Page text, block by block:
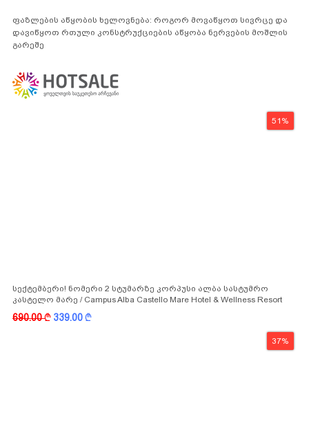
ფაზლების აწყობის ხელოვნება: როგორ მოვაწყოთ სივრცე და
დავიწყოთ რთული კონსტრუქციების აწყობა ნერვების მოშლის
გარეშე
51%
სექტემბერი! ნომერი 2 სტუმარზე კორპუსი ალბა სასტუმრო
კასტელო მარე / Campus Alba Castello Mare Hotel & Wellness Resort
-სგან!
690.00k 339.00k
37%